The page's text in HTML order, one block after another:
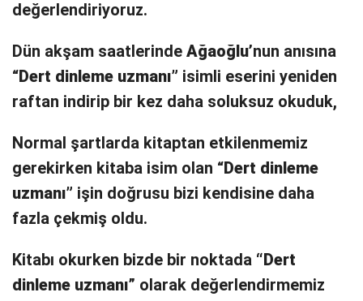
değerlendiriyoruz.
Dün akşam saatlerinde Ağaoğlu’nun anısına
“Dert dinleme uzmanı” isimli eserini yeniden
raftan indirip bir kez daha soluksuz okuduk,
Normal şartlarda kitaptan etkilenmemiz
gerekirken kitaba isim olan “Dert dinleme
uzmanı” işin doğrusu bizi kendisine daha
fazla çekmiş oldu.
Kitabı okurken bizde bir noktada “Dert
dinleme uzmanı” olarak değerlendirmemiz